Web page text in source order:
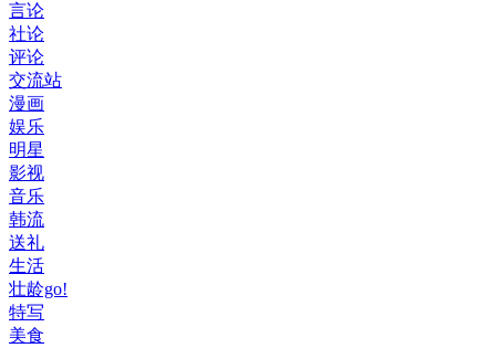
言论
社论
评论
交流站
漫画
娱乐
明星
影视
音乐
韩流
送礼
生活
壮龄go!
特写
美食